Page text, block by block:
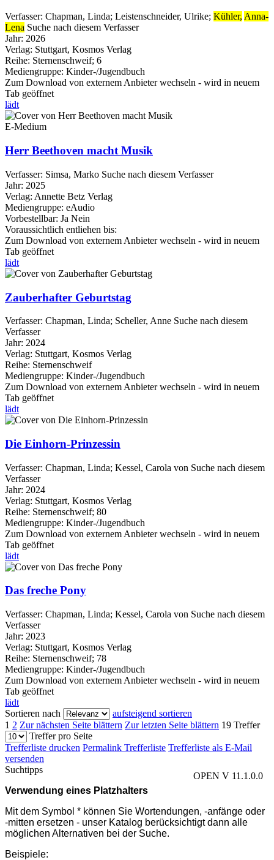
Verfasser: Chapman, Linda; Leistenschneider, Ulrike; Kühler, Anna-
Lena Suche nach diesem Verfasser
Jahr: 2026
Verlag: Stuttgart, Kosmos Verlag
Reihe: Sternenschweif; 6
Mediengruppe: Kinder-/Jugendbuch
Zum Download von externem Anbieter wechseln - wird in neuem
Tab geöffnet
lädt
E-Medium
Herr Beethoven macht Musik
Verfasser: Simsa, Marko Suche nach diesem Verfasser
Jahr: 2025
Verlag: Annette Betz Verlag
Mediengruppe: eAudio
Vorbestellbar: Ja Nein
Voraussichtlich entliehen bis:
Zum Download von externem Anbieter wechseln - wird in neuem
Tab geöffnet
lädt
Zauberhafter Geburtstag
Verfasser: Chapman, Linda; Scheller, Anne Suche nach diesem
Verfasser
Jahr: 2024
Verlag: Stuttgart, Kosmos Verlag
Reihe: Sternenschweif
Mediengruppe: Kinder-/Jugendbuch
Zum Download von externem Anbieter wechseln - wird in neuem
Tab geöffnet
lädt
Die Einhorn-Prinzessin
Verfasser: Chapman, Linda; Kessel, Carola von Suche nach diesem
Verfasser
Jahr: 2024
Verlag: Stuttgart, Kosmos Verlag
Reihe: Sternenschweif; 80
Mediengruppe: Kinder-/Jugendbuch
Zum Download von externem Anbieter wechseln - wird in neuem
Tab geöffnet
lädt
Das freche Pony
Verfasser: Chapman, Linda; Kessel, Carola von Suche nach diesem
Verfasser
Jahr: 2023
Verlag: Stuttgart, Kosmos Verlag
Reihe: Sternenschweif; 78
Mediengruppe: Kinder-/Jugendbuch
Zum Download von externem Anbieter wechseln - wird in neuem
Tab geöffnet
lädt
Sortieren nach
aufsteigend sortieren
1 2 Zur nächsten Seite blättern Zur letzten Seite blättern 19 Treffer
Treffer pro Seite
Trefferliste drucken Permalink Trefferliste Trefferliste als E-Mail
versenden
OPEN V 11.1.0.0
Suchtipps
Verwendung eines Platzhalters
Mit dem Symbol * können Sie Wortendungen, -anfänge oder
-mitten ersetzen - unser Katalog berücksichtigt dann alle
möglichen Alternativen bei der Suche.
Beispiele: